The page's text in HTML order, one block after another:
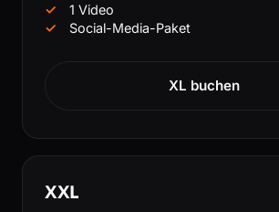
1 Video
Social-Media-Paket
XL buchen
XXL